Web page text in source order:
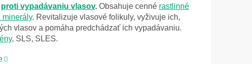
proti vypadávaniu vlasov. Obsahuje cenné rastlinné
minerály. Revitalizuje vlasové folikuly, vyživuje ich,
vlasov a pomáha predchádzať ich vypadávaniu.
, SLS, SLES.